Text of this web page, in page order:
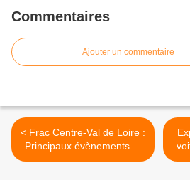
Commentaires
Ajouter un commentaire
< Frac Centre-Val de Loire :
Principaux évènements et
rendez-vous de Janvier